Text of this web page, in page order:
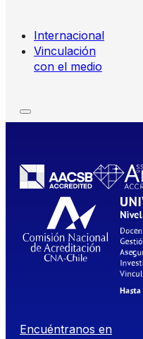
Internacional
Vinculación
con el medio
Encuéntranos en